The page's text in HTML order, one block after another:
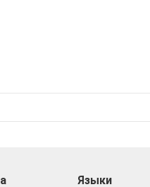
Языки